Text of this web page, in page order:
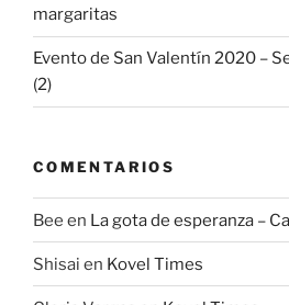
margaritas
Evento de San Valentín 2020 –
(2)
COMENTARIOS
Bee en La gota de esperanza –
Shisai en Kovel Times